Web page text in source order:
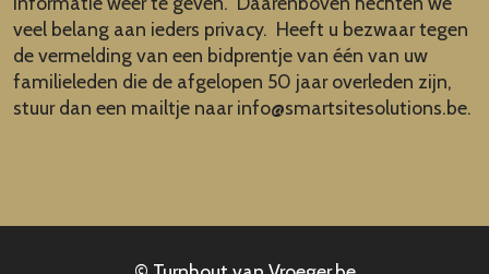
veel belang aan ieders privacy. Heeft u bezwaar tegen
de vermelding van een bidprentje van één van uw
familieleden die de afgelopen 50 jaar overleden zijn,
stuur dan een mailtje naarinfo@smartsitesolutions.be.